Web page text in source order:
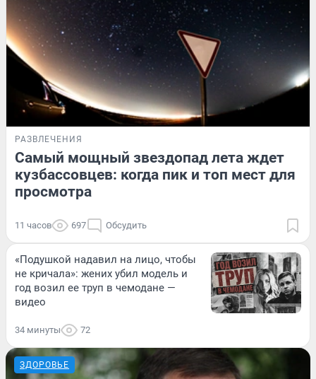
РАЗВЛЕЧЕНИЯ
Самый мощный звездопад лета ждет
кузбассовцев: когда пик и топ мест для
просмотра
11 часов 697 Обсудить
«Подушкой надавил на лицо, чтобы
не кричала»: жених убил модель и
год возил ее труп в чемодане —
видео
34 минуты 72
ЗДОРОВЬЕ